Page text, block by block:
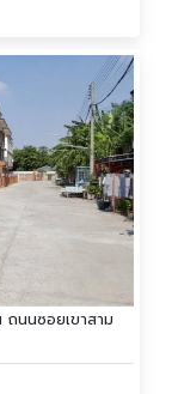
นนซอยเขาสาม